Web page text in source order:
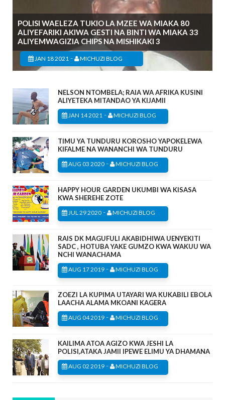
POLISI WAELEZA TUKIO LA MZEE WA MIAKA 80
ALIYEFARIKI AKIWA GESTI NA BINTI WA MIAKA 33
ALIYEMWAGIZIA CHIPS NA MISHIKAKI 3
JAN 18 2021 - MICHUZI BLOG
NELSON NTOMBELA; RAIA WA AFRIKA KUSINI
ALIYETEKA MITANDAO YA KIJAMII
JAN 14 2021 - MICHUZI BLOG
TIMU YA TUNDURU KOROSHO YAPOKELEWA
KIFALME NA WANANCHI WA TUNDURU
AUG 03 2020 - MICHUZI BLOG
HAPPY HOUR GARDEN UKUMBI WA KISASA
KWA SHEREHE ZOTE
JUL 29 2020 - MICHUZI BLOG
RAIS DK MAGUFULI AKABIDHIWA UENYEKITI
SADC , HOTUBA YAKE GUMZO KWA WAKUU WA
NCHI WANACHAMA
AUG 17 2019 - MICHUZI BLOG
ZOEZI LA KUPIMA UTAYARI WA KUKABILI EBOLA
LAACHA ALAMA MKOANI KAGERA
AUG 04 2019 - MICHUZI BLOG
KAILIMA ATOA AGIZO KWA JESHI LA
POLISI,ATAKA JAMII IPEWE ELIMU YA DHAMANA
AUG 02 2019 - MICHUZI BLOG